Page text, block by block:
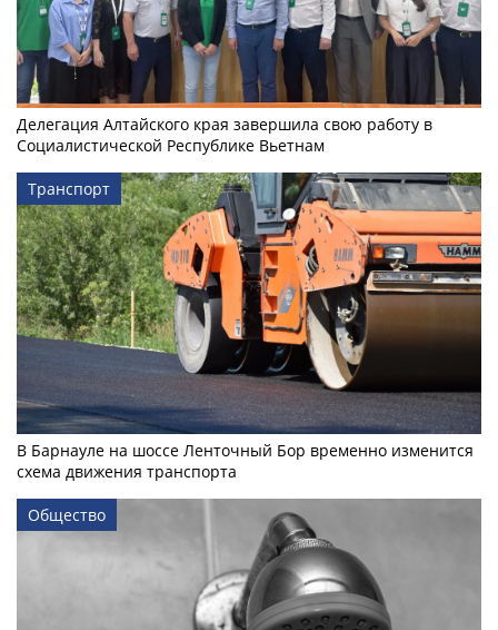
Делегация Алтайского края завершила свою работу в
Социалистической Республике Вьетнам
Транспорт
В Барнауле на шоссе Ленточный Бор временно изменится
схема движения транспорта
Общество